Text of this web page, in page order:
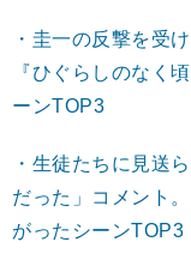
・圭一の反撃を受
『ひぐらしのなく
ーンTOP3
・生徒たちに見送
だった」コメント
がったシーンTOP3